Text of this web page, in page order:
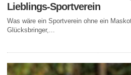
Lieblings-Sportverein
Was wäre ein Sportverein ohne ein
Glücksbringer,...